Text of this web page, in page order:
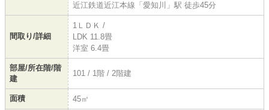
近江鉄道近江本線「愛知川」駅 徒歩45分
間取り/詳細
1ＬＤＫ /
LDK 11.8畳
洋室 6.4畳
部屋/所在階/階
建
101 / 1階 / 2階建
面積 45㎡